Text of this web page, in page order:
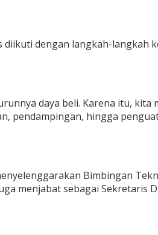
dengan langkah-langkah
daya beli. Karena itu,
pendampingan, hingga
Bimbingan
menjabat sebagai Sekretaris